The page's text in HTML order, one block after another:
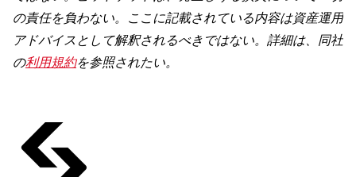
の責任を負わない。ここに記載されている内容は資産運用
アドバイスとして解釈されるべきではない。詳細は、同社
の利用規約を参照されたい。